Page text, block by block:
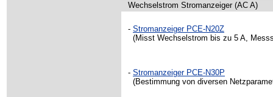
Wechselstrom Stromanzeiger (AC A)
- Stromanzeiger PCE-N20Z
(Misst Wechselstrom bis zu 5 A,
- Stromanzeiger PCE-N30P
(Bestimmung von diversen